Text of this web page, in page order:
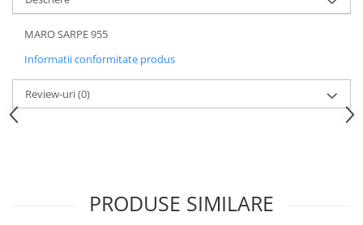
MARO SARPE 955
Informatii conformitate produs
Review-uri(0)
PRODUSE SIMILARE